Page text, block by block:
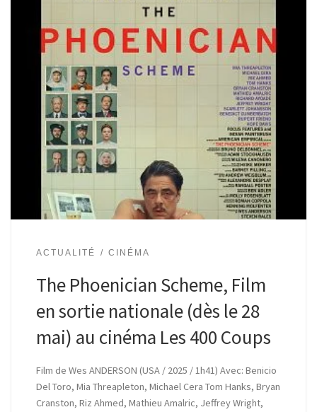
ACTUALITÉ CINÉMA
The Phoenician Scheme, Film
en sortie nationale (dès le 28
mai) au cinéma Les 400 Coups
Film de Wes ANDERSON (USA / 2025 / 1h41) Avec: Benicio
Del Toro, Mia Threapleton, Michael Cera Tom Hanks, Bryan
Cranston, Riz Ahmed, Mathieu Amalric, Jeffrey Wright,